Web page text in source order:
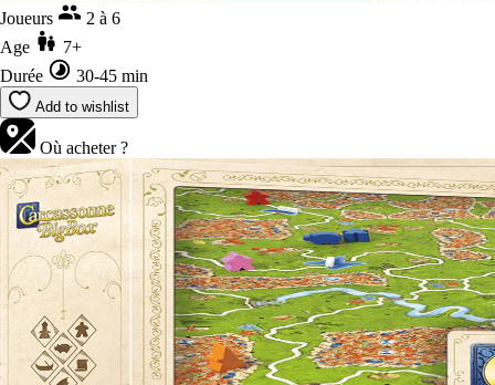
Joueurs
2 à 6
Age
7+
Durée
30-45 min
Add to wishlist
Où acheter ?